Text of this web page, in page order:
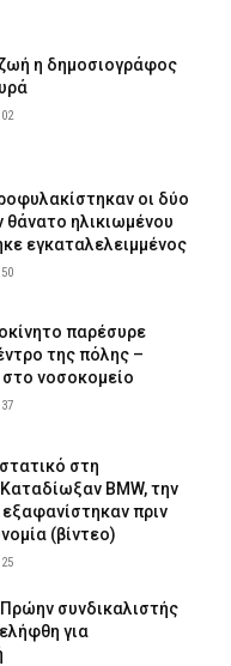
η δημοσιογράφος
οι δύο
θάνατο ηλικιωμένου
εγκαταλελειμμένος
παρέσυρε
της πόλης –
νοσοκομείο
στη
BMW, την
πριν
(βίντεο)
συνδικαλιστής
για